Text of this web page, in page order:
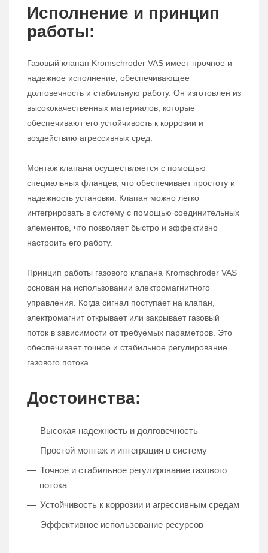
Исполнение и принцип
работы:
Газовый клапан Kromschroder VAS имеет прочное и
надежное исполнение, обеспечивающее
долговечность и стабильную работу. Он изготовлен из
высококачественных материалов, которые
обеспечивают его устойчивость к коррозии и
воздействию агрессивных сред.
Монтаж клапана осуществляется с помощью
специальных фланцев, что обеспечивает простоту и
надежность установки. Клапан можно легко
интегрировать в систему с помощью соединительных
элементов, что позволяет быстро и эффективно
настроить его работу.
Принцип работы газового клапана Kromschroder VAS
основан на использовании электромагнитного
управления. Когда сигнал поступает на клапан,
электромагнит открывает или закрывает газовый
поток в зависимости от требуемых параметров. Это
обеспечивает точное и стабильное регулирование
газового потока.
Достоинства:
Высокая надежность и долговечность
Простой монтаж и интеграция в систему
Точное и стабильное регулирование газового
потока
Устойчивость к коррозии и агрессивным средам
Эффективное использование ресурсов